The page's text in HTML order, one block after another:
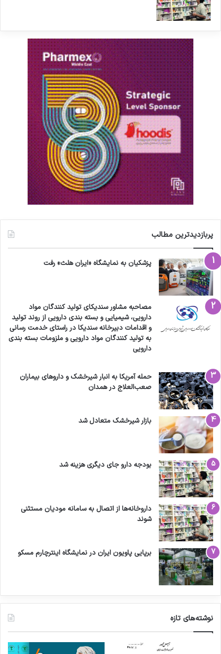
پربازدیدترین مطالب
پزشکیان به نمایشگاه «ایران هلث» رفت
مصاحبه مشاور سندیکای تولید کنندگان مواد
دارویی، شیمیایی و بسته بندی دارویی از روند تولید
و اقدامات دبیرخانه سندیکا در راستای خدمت رسانی
به تولید کنندگان مواد دارویی و ملزومات بسته بندی
دارویی
حمله آمریکا به انبار شیرخشک و داروهای بیماران
صعب‌العلاج در همدان
بازار شیرخشک متعادل شد
بودجه دارو جای دیگری هزینه شد
داروخانه‌ها از اتصال به سامانه مودیان مستثنی
شوند
برپایی پاویون ایران در نمایشگاه اینترچارم مسکو
نوشته‌های تازه